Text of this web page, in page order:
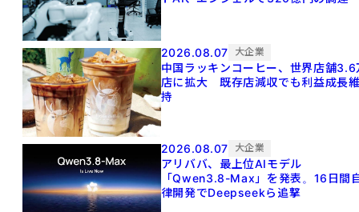
2026.08.07 大企業
中国ラッキンコーヒー、世界店舗3.6
店に拡大 既存店減収でも利益成長
持
2026.08.07 大企業
アリババ、最上位AIモデル
「Qwen3.8-Max」を発表。16日間
律開発でDeepseekら追撃